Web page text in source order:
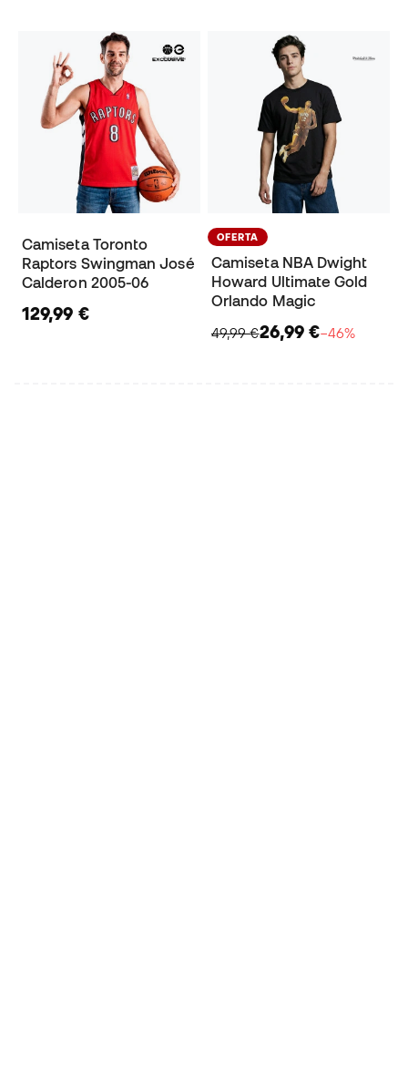
Camiseta Toronto
Raptors Swingman José
Calderon 2005-06
129,99 €
OFERTA
Camiseta NBA Dwight
Howard Ultimate Gold
Orlando Magic
49,99 €26,99 €−46%